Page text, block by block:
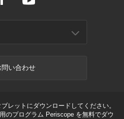
問い合わせ
レットにダウンロードしてください。
のプログラム Periscope を無料でダウ